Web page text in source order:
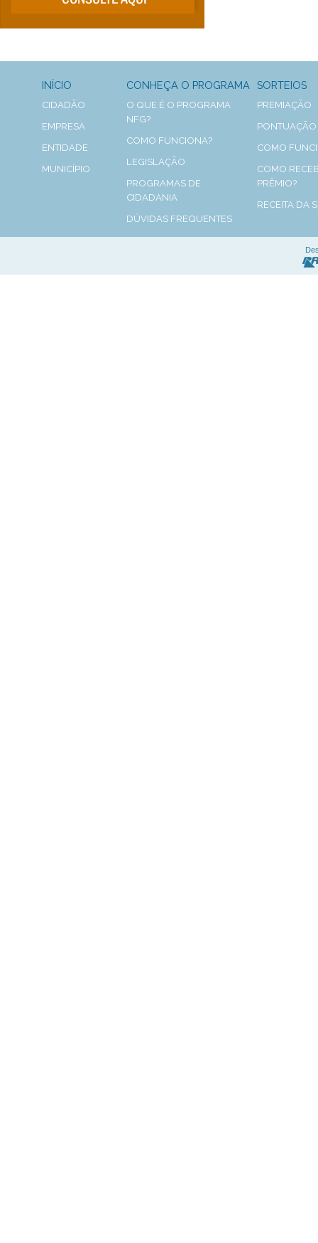
INÍCIO
CIDADÃO
EMPRESA
ENTIDADE
MUNICÍPIO
CONHEÇA O PROGRAMA
O QUE É O PROGRAMA
NFG?
COMO FUNCIONA?
LEGISLAÇÃO
PROGRAMAS DE
CIDADANIA
DÚVIDAS FREQUENTES
SORTEIOS
PREMIAÇÃO
PONTUAÇÃO
COMO
COMO
PRÊMIO?
RECEITA DA